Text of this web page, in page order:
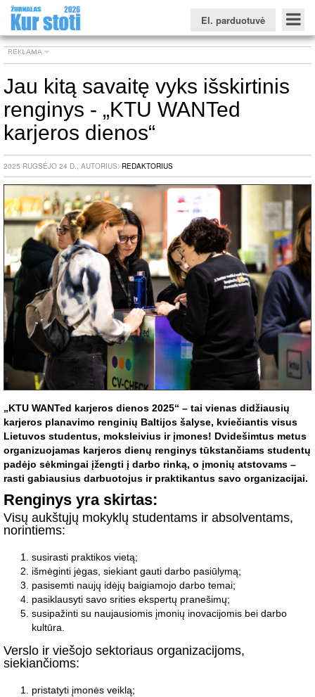
El. parduotuvė
Konkursinio balo skaičiuoklė Žurnalas KUR STOTI Žurnalas KUO BŪTI
FORUMAS Naujienos Svarbiausios datos
Universitetų sritis
Kolegijų sritis
Profesinių mokyklų sritis
Jau kitą savaitę vyks išskirtinis
renginys - „KTU WANTed
karjeros dienos“
2025 RUGSĖJO 24 D., AUTORIUS: REDAKTORIUS
„KTU WANTed karjeros dienos 2025“ – tai vienas didžiausių
karjeros planavimo renginių Baltijos šalyse, kviečiantis visus
Lietuvos studentus, moksleivius ir įmones! Dvidešimtus metus
organizuojamas karjeros dienų renginys tūkstančiams studentų
padėjo sėkmingai įžengti į darbo rinką, o įmonių atstovams –
rasti gabiausius darbuotojus ir praktikantus savo organizacijai.
Renginys yra skirtas:
Visų aukštųjų mokyklų studentams ir absolventams,
norintiems:
susirasti praktikos vietą;
išmėginti jėgas, siekiant gauti darbo pasiūlymą;
pasisemti naujų idėjų baigiamojo darbo temai;
pasiklausyti savo srities ekspertų pranešimų;
susipažinti su naujausiomis įmonių inovacijomis bei darbo
kultūra.
Verslo ir viešojo sektoriaus organizacijoms,
siekiančioms:
pristatyti įmonės veiklą;